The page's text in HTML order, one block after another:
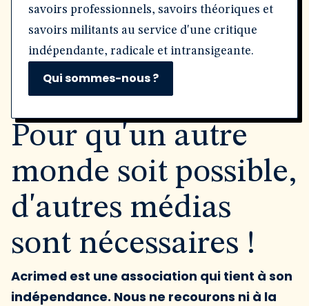
savoirs professionnels, savoirs théoriques et
savoirs militants au service d'une critique
indépendante, radicale et intransigeante.
Qui sommes-nous ?
Pour qu'un autre
monde soit possible,
d'autres médias
sont nécessaires !
Acrimed est une association qui tient à son
indépendance. Nous ne recourons ni à la